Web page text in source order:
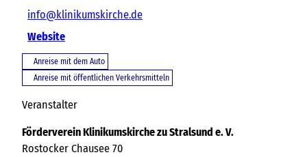
info@klinikumskirche.de
Website
Anreise mit dem Auto
Anreise mit öffentlichen Verkehrsmitteln
Veranstalter
Förderverein Klinikumskirche zu Stralsund e. V.
Rostocker Chausee 70